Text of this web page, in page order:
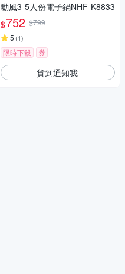
勳風3-5人份電子鍋NHF-K8833
$752 $799
5 (1)
限時下殺 券
貨到通知我